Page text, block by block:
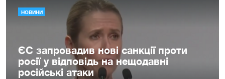
НОВИНИ
ЄС запровадив нові санкції проти
росії у відповідь на нещодавні
російські атаки